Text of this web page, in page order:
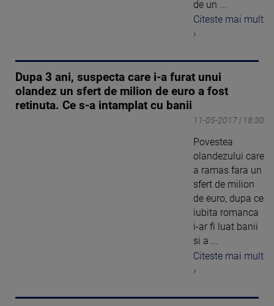
de un ...
Citeste mai mult
›
Dupa 3 ani, suspecta care i-a furat unui
olandez un sfert de milion de euro a fost
retinuta. Ce s-a intamplat cu banii
11-05-2017 | 18:30
Povestea
olandezului care
a ramas fara un
sfert de milion
de euro, dupa ce
iubita romanca
i-ar fi luat banii
si a ...
Citeste mai mult
›